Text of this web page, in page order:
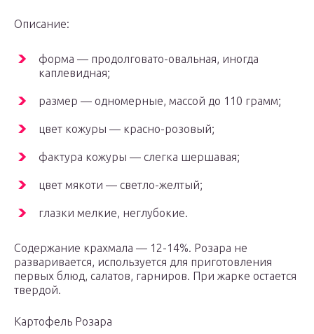
Описание:
форма — продолговато-овальная, иногда
каплевидная;
размер — одномерные, массой до 110 грамм;
цвет кожуры — красно-розовый;
фактура кожуры — слегка шершавая;
цвет мякоти — светло-желтый;
глазки мелкие, неглубокие.
Содержание крахмала — 12-14%. Розара не
разваривается, используется для приготовления
первых блюд, салатов, гарниров. При жарке остается
твердой.
Картофель Розара